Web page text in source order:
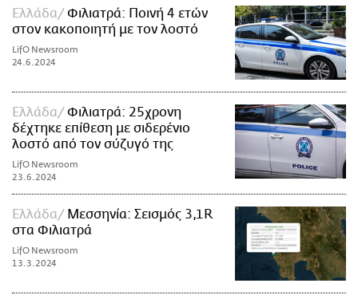
Ελλάδα
Φιλιατρά: Ποινή 4 ετών
στον κακοποιητή με τον λοστό
LifO Newsroom
24.6.2024
Ελλάδα
Φιλιατρά: 25χρονη
δέχτηκε επίθεση με σιδερένιο
λοστό από τον σύζυγό της
LifO Newsroom
23.6.2024
Ελλάδα
Μεσσηνία: Σεισμός 3,1R
στα Φιλιατρά
LifO Newsroom
13.3.2024